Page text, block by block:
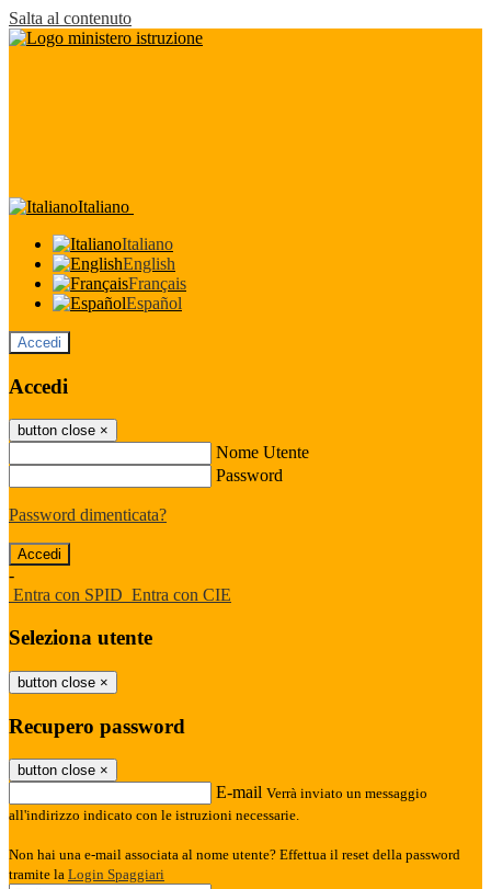
Salta al contenuto
Italiano
Italiano
English
Français
Español
Accedi
Accedi
button close ×
Nome Utente
Password
Password dimenticata?
-
Entra con SPID Entra con CIE
Seleziona utente
button close ×
Recupero password
button close ×
E-mail Verrà inviato un messaggio
all'indirizzo indicato con le istruzioni necessarie.
Non hai una e-mail associata al nome utente? Effettua il reset della password
tramite la Login Spaggiari